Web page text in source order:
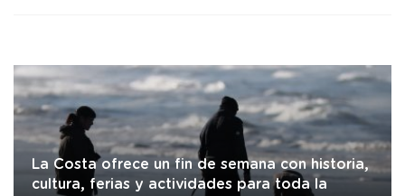
La Costa ofrece un fin de semana con historia,
cultura, ferias y actividades para toda la